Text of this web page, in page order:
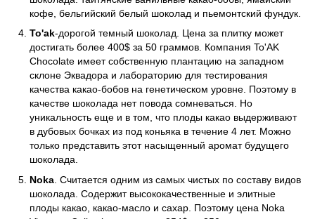
кофе, бельгийский белый шоколад и пьемонтский фундук.
To'ak-дорогой темный шоколад. Цена за плитку может
достигать более 400$ за 50 граммов. Компания To'AK
Chocolate имеет собственную плантацию на западном
склоне Эквадора и лабораторию для тестирования
качества какао-бобов на генетическом уровне. Поэтому в
качестве шоколада нет повода сомневаться. Но
уникальность еще и в том, что плоды какао выдерживают
в дубовых бочках из под коньяка в течение 4 лет. Можно
только представить этот насыщенный аромат будущего
шоколада.
Noka . Считается одним из самых чистых по составу видов
шоколада. Содержит высококачественные и элитные
плоды какао, какао-масло и сахар. Поэтому цена Noka